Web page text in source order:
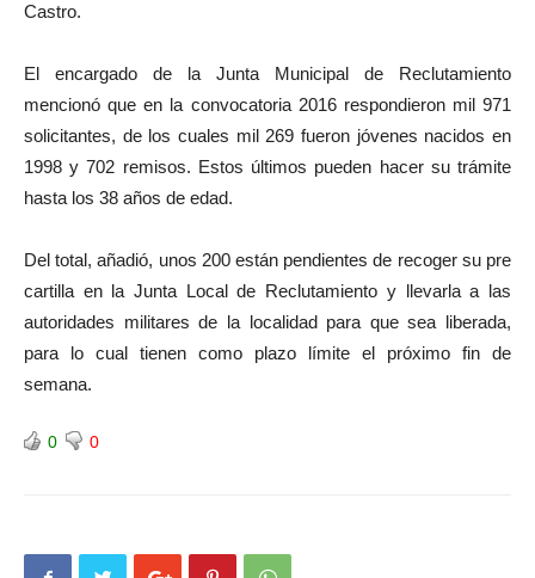
Castro.
El encargado de la Junta Municipal de Reclutamiento
mencionó que en la convocatoria 2016 respondieron mil 971
solicitantes, de los cuales mil 269 fueron jóvenes nacidos en
1998 y 702 remisos. Estos últimos pueden hacer su trámite
hasta los 38 años de edad.
Del total, añadió, unos 200 están pendientes de recoger su pre
cartilla en la Junta Local de Reclutamiento y llevarla a las
autoridades militares de la localidad para que sea liberada,
para lo cual tienen como plazo límite el próximo fin de
semana.
0 0